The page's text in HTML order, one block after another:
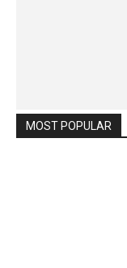
MOST POPULAR